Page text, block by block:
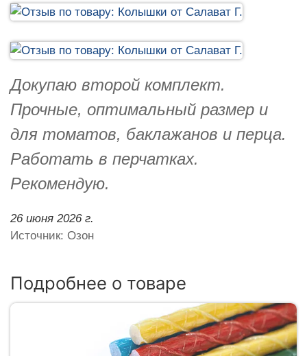
Докупаю второй комплект.
Прочные, оптимальный размер и
для томатов, баклажанов и перца.
Работать в перчатках.
Рекомендую.
26 июня 2026 г.
Источник: Озон
Подробнее о товаре